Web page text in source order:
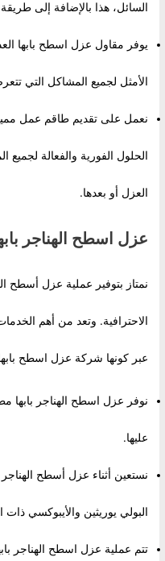
السائل، هذا بالإضافة إلى طريقة
يوفر مقاول عزل اسطح بابها
الأمثل لجميع المشاكل التي
نعمل على تقديم طاقم عمل
الحلول الفورية والفعالة لجميع
العزل أو بعدها.
عزل اسطح الهناجر
نمتاز بتوفير عملية عزل أسطح
الاحترافية. وتعد من أهم
عبر كونها شركة عزل اسطح بابها
نوفر عزل اسطح الهناجر بابها
عليها.
نستعين أثناء عزل أسطح
البولي يوريثين والأيبوكسي ذات
تتم عملية عزل اسطح الهناجر